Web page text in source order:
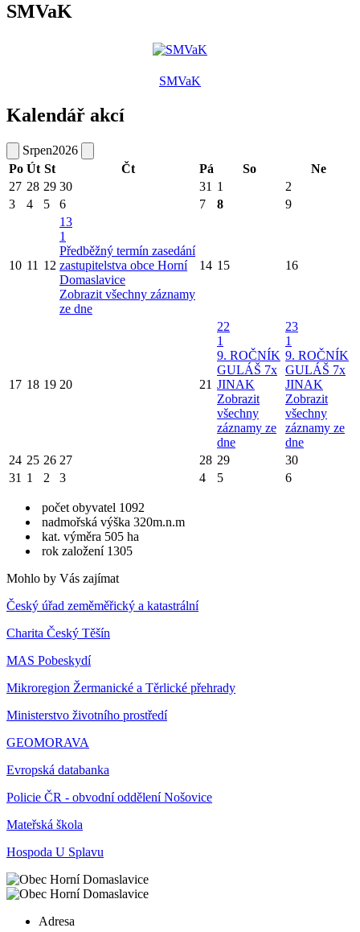
SMVaK
SMVaK
Kalendář akcí
Srpen2026
Po Út St Čt Pá So
Ne
27 28 29 30 31 1
2
3
4 5 6 7 8 9
10 11 12
13
1
Předběžný termín zasedání
zastupitelstva obce Horní
Domaslavice
Zobrazit všechny záznamy
ze dne
14 15 16
17 18 19 20 21
22
1
9. ROČNÍK
GULÁŠ 7x
JINAK
Zobrazit
všechny
záznamy ze
dne
23
1
9. ROČNÍK
GULÁŠ 7x
JINAK
Zobrazit
všechny
záznamy ze
dne
24 25 26 27 28 29
30
31 1 2 3 4 5 6
počet obyvatel 1092
nadmořská výška 320m.n.m
kat. výměra 505 ha
rok založení 1305
Mohlo by Vás zajímat
Český úřad zeměměřický a katastrální
Charita Český Těšín
MAS Pobeskydí
Mikroregion Žermanické a Těrlické přehrady
Ministerstvo životního prostředí
GEOMORAVA
Evropská databanka
Policie ČR - obvodní oddělení Nošovice
Mateřská škola
Hospoda U Splavu
Adresa